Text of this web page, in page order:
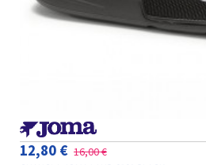
12,80 € 16,00 €